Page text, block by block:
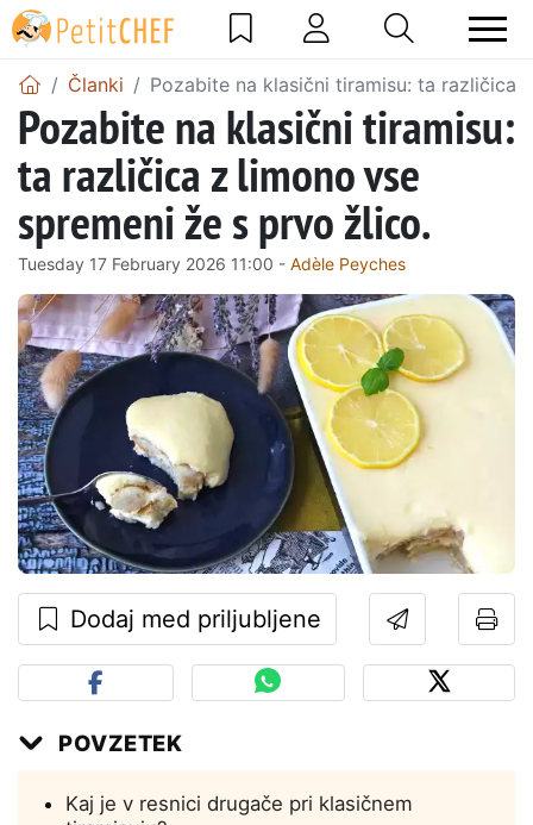
Članki Pozabite na klasični tiramisu: ta različica
Pozabite na klasični tiramisu:
ta različica z limono vse
spremeni že s prvo žlico.
Tuesday 17 February 2026 11:00 - Adèle Peyches
Dodaj med priljubljene
POVZETEK
Kaj je v resnici drugače pri klasičnem